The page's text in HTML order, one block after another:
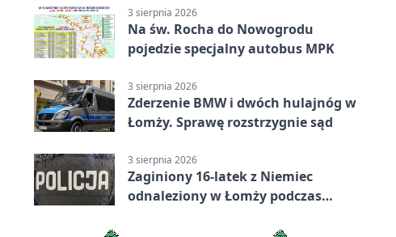
3 sierpnia 2026
Na św. Rocha do Nowogrodu
pojedzie specjalny autobus MPK
3 sierpnia 2026
Zderzenie BMW i dwóch hulajnóg w
Łomży. Sprawę rozstrzygnie sąd
3 sierpnia 2026
Zaginiony 16-latek z Niemiec
odnaleziony w Łomży podczas